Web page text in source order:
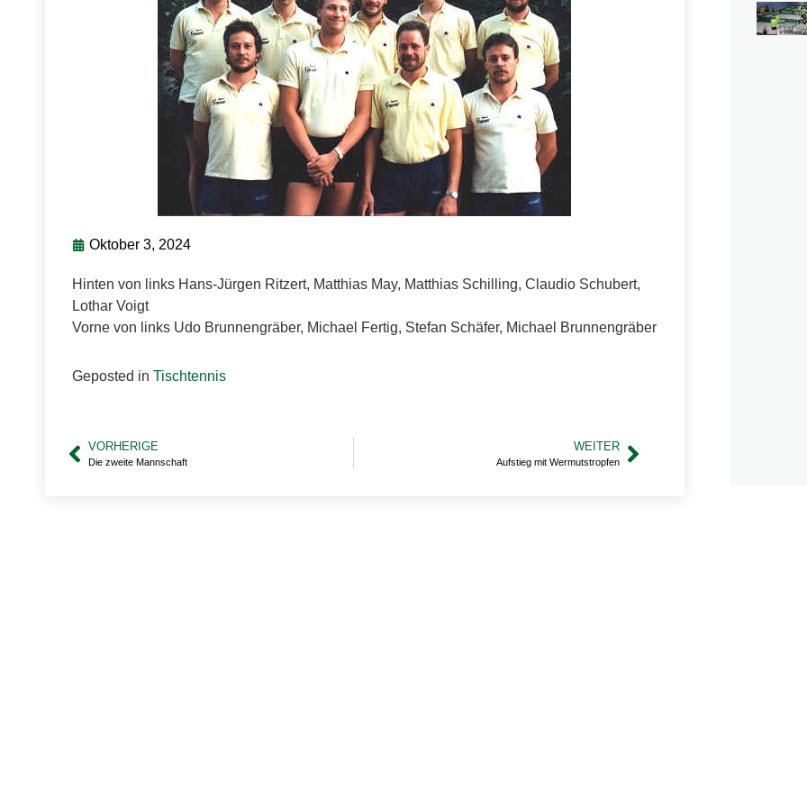
Oktober 3, 2024
Hinten von links Hans-Jürgen Ritzert, Matthias May, Matthias Schilling, Claudio Schubert,
Lothar Voigt
Vorne von links Udo Brunnengräber, Michael Fertig, Stefan Schäfer, Michael Brunnengräber
Geposted in Tischtennis
VORHERIGE
Die zweite Mannschaft
WEITER
Aufstieg mit Wermutstropfen